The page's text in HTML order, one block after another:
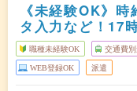
《未経験OK》
タ入力など！17
職種未経験OK 交通費
WEB登録OK 派遣